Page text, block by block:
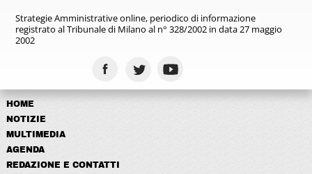
Strategie Amministrative online, periodico di informazione
registratoal Tribunale di Milano al n° 328/2002 in data 27 maggio
2002
HOME
NOTIZIE
MULTIMEDIA
AGENDA
REDAZIONE E CONTATTI